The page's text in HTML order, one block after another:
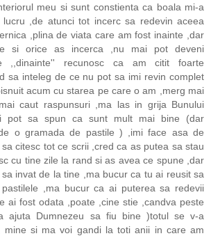
meu si sunt constienta ca boala mi-a
lucru ,de atunci tot incerc sa redevin aceea
,plina de viata care am fost inainte ,dar
si orice as incerca ,nu mai pot deveni
,,dinainte'' recunosc ca am citit foarte
sa inteleg de ce nu pot sa imi revin complet
acum cu starea pe care o am ,merg mai
caut raspunsuri ,ma las in grija Bunului
pot sa spun ca sunt mult mai bine (dar
o gramada de pastile ) ,imi face asa de
citesc tot ce scrii ,cred ca as putea sa stau
cu tine zile la rand si as avea ce spune ,dar
invat de la tine ,ma bucur ca tu ai reusit sa
,ma bucur ca ai puterea sa redevii
ai fost odata ,poate ,cine stie ,candva peste
ajuta Dumnezeu sa fiu bine )totul se v-a
mine si ma voi gandi la toti anii in care am